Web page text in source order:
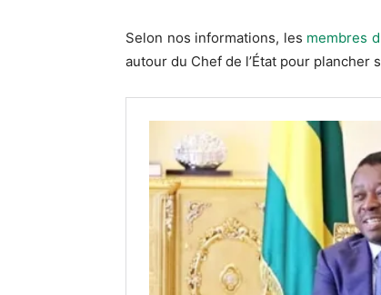
Selon nos informations, les membres
autour du Chef de l’État pour